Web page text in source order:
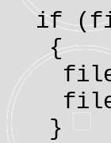
if
{
}